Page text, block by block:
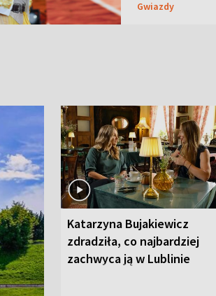
Gwiazdy
Katarzyna Bujakiewicz
zdradziła, co najbardziej
zachwyca ją w Lublinie